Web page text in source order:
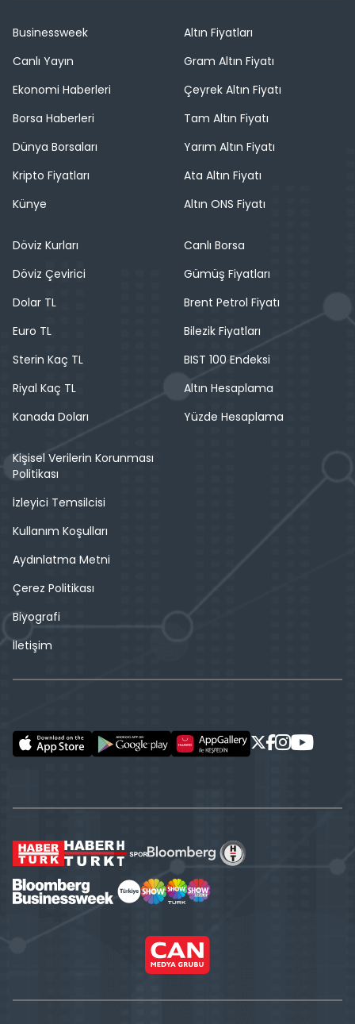
Businessweek
Canlı Yayın
Ekonomi Haberleri
Borsa Haberleri
Dünya Borsaları
Kripto Fiyatları
Künye
Altın Fiyatları
Gram Altın Fiyatı
Çeyrek Altın Fiyatı
Tam Altın Fiyatı
Yarım Altın Fiyatı
Ata Altın Fiyatı
Altın ONS Fiyatı
Döviz Kurları
Döviz Çevirici
Dolar TL
Euro TL
Sterin Kaç TL
Riyal Kaç TL
Kanada Doları
Canlı Borsa
Gümüş Fiyatları
Brent Petrol Fiyatı
Bilezik Fiyatları
BIST 100 Endeksi
Altın Hesaplama
Yüzde Hesaplama
Kişisel Verilerin Korunması
Politikası
İzleyici Temsilcisi
Kullanım Koşulları
Aydınlatma Metni
Çerez Politikası
Biyografi
İletişim